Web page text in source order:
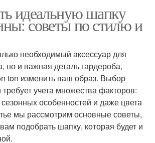
идеальную шапку
советы по стилю и
необходимый аксессуар для
но и важная деталь гардероба,
ton изменить ваш образ. Выбор
учета множества факторов:
особенностей и даже цвета
мы рассмотрим основные советы,
подобрать шапку, которая будет и